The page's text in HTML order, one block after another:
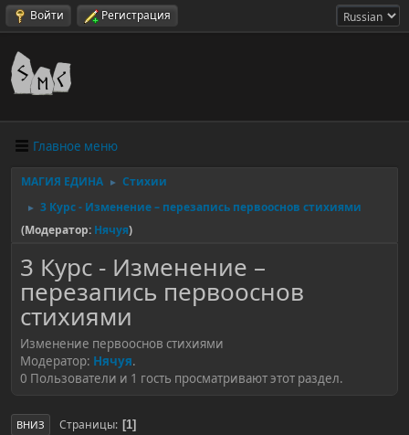
Войти Регистрация
Главное меню
МАГИЯ ЕДИНА ► Стихии
►
3 Курс - Изменение – перезапись первооснов стихиями
(Модератор: Нячуя)
3 Курс - Изменение –
перезапись первооснов
стихиями
Изменение первооснов стихиями
Модератор: Нячуя.
0 Пользователи и 1 гость просматривают этот раздел.
ВНИЗ Страницы 1